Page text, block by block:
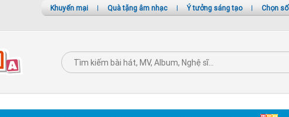
Khuyến mại | Quà tặng âm nhạc | Ý tưởng sáng tạo | Chọn số